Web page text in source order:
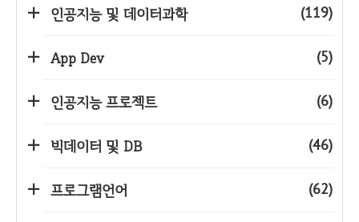
인공지능 및 데이터과학 (119)
App Dev (5)
인공지능 프로젝트 (6)
빅데이터 및 DB (46)
프로그램언어 (62)